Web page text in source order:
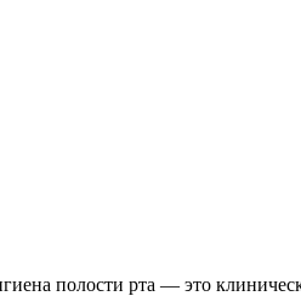
полости рта — это